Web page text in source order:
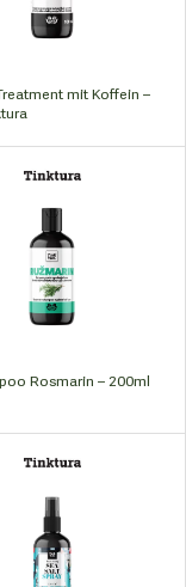
mit Koffein –
Rosmarin – 200ml